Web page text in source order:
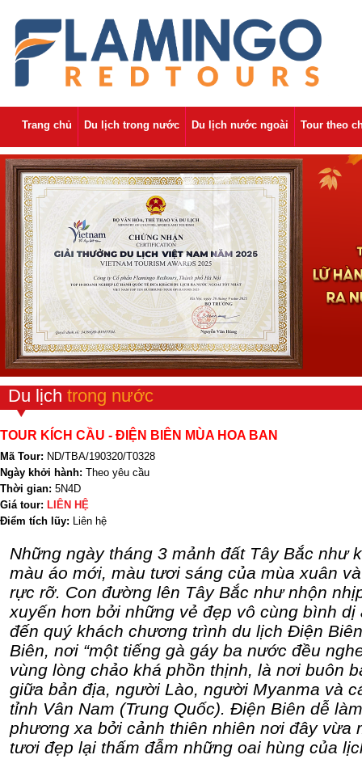
Trang chủ Du lịch trong nước Du lịch nước ngoài Tour theo
Du lịch trong nước
TOUR KÍCH CẦU - ĐIỆN BIÊN MÙA HOA BAN
Mã Tour: ND/TBA/190320/T0328
Ngày khởi hành: Theo yêu cầu
Thời gian: 5N4D
Giá tour: LIÊN HỆ
Điểm tích lũy: Liên hệ
Những ngày tháng 3 mảnh đất Tây Bắc như
màu áo mới, màu tươi sáng của mùa xuân
rực rỡ. Con đường lên Tây Bắc như nhộn
xuyến hơn bởi những vẻ đẹp vô cùng bình dị
đến quý khách chương trình du lịch Điện
Biên, nơi “một tiếng gà gáy ba nước đều
vùng lòng chảo khá phồn thịnh, là nơi buôn
giữa bản địa, người Lào, người Myanma và
tỉnh Vân Nam (Trung Quốc). Điện Biên dễ
phương xa bởi cảnh thiên nhiên nơi đây vừa
tươi đẹp lại thấm đẫm những oai hùng của